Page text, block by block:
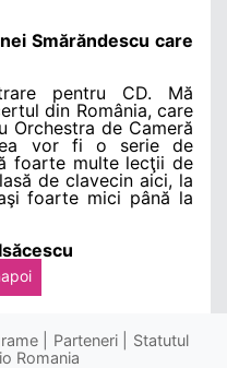
Smărăndescu care
pentru CD. Mă
din România, care
Orchestra de Cameră
vor fi o serie de
foarte multe lecţii de
de clavecin aici, la
foarte mici până la
Parteneri
Statutul
Romania